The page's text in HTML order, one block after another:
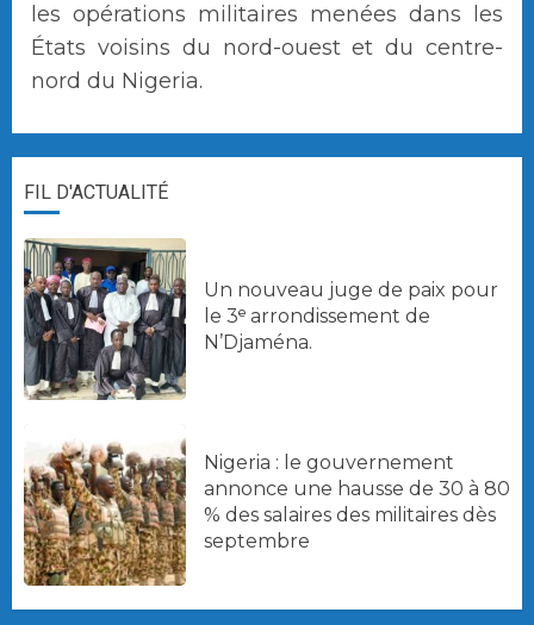
les opérations militaires menées dans les
États voisins du nord-ouest et du centre-
nord du Nigeria.
FIL D'ACTUALITÉ
Un nouveau juge de paix pour
le 3ᵉ arrondissement de
N’Djaména.
Nigeria : le gouvernement
annonce une hausse de 30 à 80
% des salaires des militaires dès
septembre